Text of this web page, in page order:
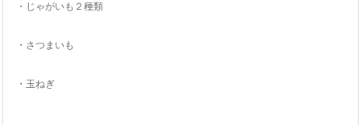
・じゃがいも２種類
・さつまいも
・玉ねぎ